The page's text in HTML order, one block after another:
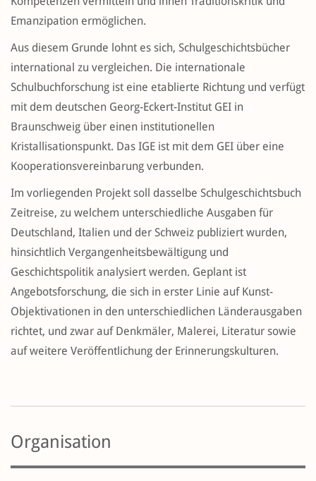
Emanzipation ermöglichen.
Aus diesem Grunde lohnt es sich, Schulgeschichtsbücher
international zu vergleichen. Die internationale
Schulbuchforschung ist eine etablierte Richtung und verfügt
mit dem deutschen Georg-Eckert-Institut GEI in
Braunschweig über einen institutionellen
Kristallisationspunkt. Das IGE ist mit dem GEI über eine
Kooperationsvereinbarung verbunden.
Im vorliegenden Projekt soll dasselbe Schulgeschichtsbuch
Zeitreise, zu welchem unterschiedliche Ausgaben für
Deutschland, Italien und der Schweiz publiziert wurden,
hinsichtlich Vergangenheitsbewältigung und
Geschichtspolitik analysiert werden. Geplant ist
Angebotsforschung, die sich in erster Linie auf Kunst-
Objektivationen in den unterschiedlichen Länderausgaben
richtet, und zwar auf Denkmäler, Malerei, Literatur sowie
auf weitere Veröffentlichung der Erinnerungskulturen.
Organisation